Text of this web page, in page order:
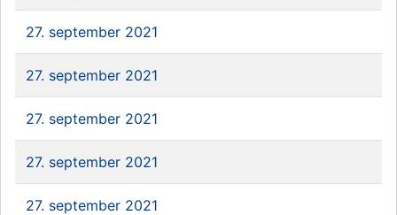
27. september 2021
27. september 2021
27. september 2021
27. september 2021
27. september 2021